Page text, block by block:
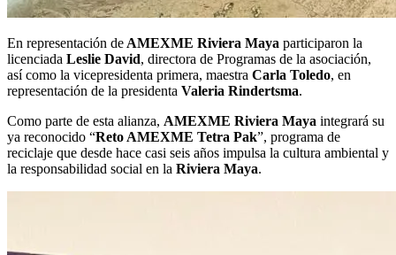
En representación de AMEXME Riviera Maya participaron la
licenciada Leslie David, directora de Programas de la asociación,
así como la vicepresidenta primera, maestra Carla Toledo, en
representación de la presidenta Valeria Rindertsma.
Como parte de esta alianza, AMEXME Riviera Maya integrará su
ya reconocido “Reto AMEXME Tetra Pak”, programa de
reciclaje que desde hace casi seis años impulsa la cultura ambiental y
la responsabilidad social en la Riviera Maya.